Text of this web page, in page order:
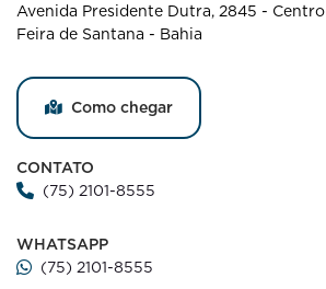
Avenida Presidente Dutra, 2845 - Centro
Feira de Santana - Bahia
Como chegar
CONTATO
(75) 2101-8555
WHATSAPP
(75) 2101-8555